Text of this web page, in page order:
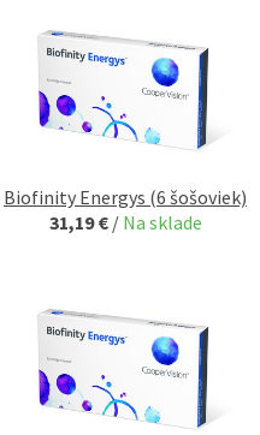
Biofinity Energys (6 šošoviek)
31,19 € / Na sklade